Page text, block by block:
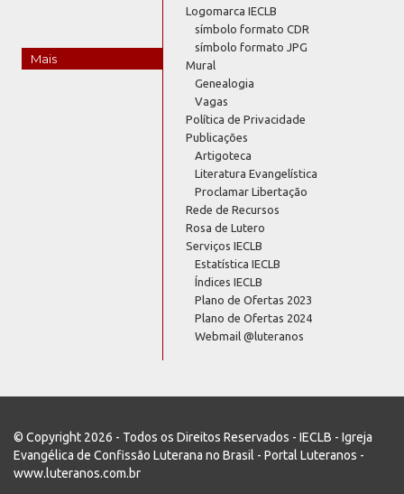
Mais
Logomarca IECLB
símbolo formato CDR
símbolo formato JPG
Mural
Genealogia
Vagas
Política de Privacidade
Publicações
Artigoteca
Literatura Evangelística
Proclamar Libertação
Rede de Recursos
Rosa de Lutero
Serviços IECLB
Estatística IECLB
Índices IECLB
Plano de Ofertas 2023
Plano de Ofertas 2024
Webmail @luteranos
© Copyright 2026 - Todos os Direitos Reservados - IECLB - Igreja
Evangélica de Confissão Luterana no Brasil - Portal Luteranos -
www.luteranos.com.br